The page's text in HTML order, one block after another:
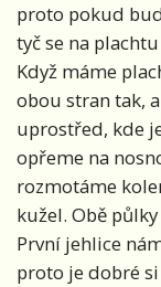
proto pokud
tyč se na
Když máme
obou stran tak,
uprostřed, kde
opřeme na
rozmotáme
kužel. Obě
První jehlice
proto je dobré